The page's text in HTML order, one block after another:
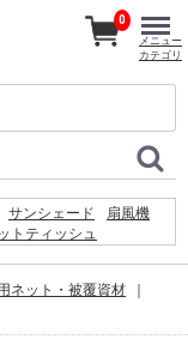
サンシェード
扇風機
トティッシュ
ーラーボックス
0
メニュー
カテゴリ
ネット・被覆資材